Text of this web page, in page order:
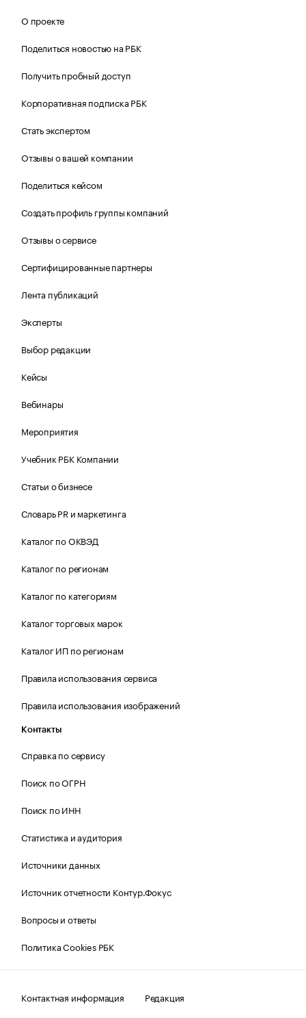
О проекте
Поделиться новостью на РБК
Получить пробный доступ
Корпоративная подписка РБК
Стать экспертом
Отзывы о вашей компании
Поделиться кейсом
Создать профиль группы компаний
Отзывы о сервисе
Сертифицированные партнеры
Лента публикаций
Эксперты
Выбор редакции
Кейсы
Вебинары
Мероприятия
Учебник РБК Компании
Статьи о бизнесе
Словарь PR и маркетинга
Каталог по ОКВЭД
Каталог по регионам
Каталог по категориям
Каталог торговых марок
Каталог ИП по регионам
Правила использования сервиса
Правила использования изображений
Контакты
Справка по сервису
Поиск по ОГРН
Поиск по ИНН
Статистика и аудитория
Источники данных
Источник отчетности Контур.Фокус
Вопросы и ответы
Политика Cookies РБК
Контактная информация
Редакция